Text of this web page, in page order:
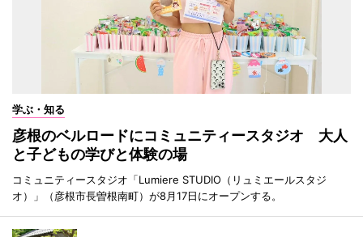
学ぶ・知る
彦根のベルロードにコミュニティースタジオ 大人
と子どもの学びと体験の場
コミュニティースタジオ「Lumiere STUDIO（リュミエールスタジ
オ）」（彦根市長曽根南町）が8月17日にオープンする。